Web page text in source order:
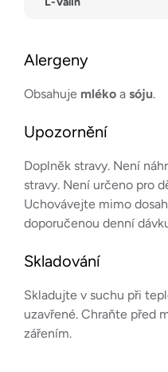
Alergeny
Obsahuje mléko a sóju.
Upozornění
Doplněk stravy. Není
stravy. Není určeno pro
Uchovávejte mimo
doporučenou denní
Skladování
Skladujte v suchu při
uzavřené. Chraňte před
zářením.